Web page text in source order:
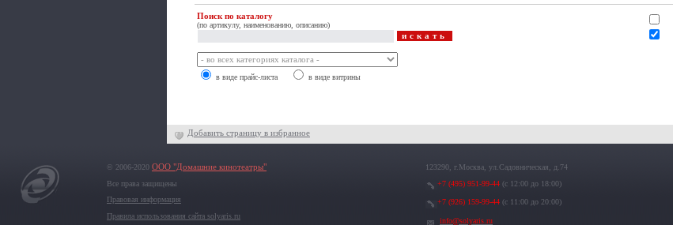
Поиск по каталогу
(по артикулу, наименованию, описанию)
в виде прайс-листа в виде витрины
Добавить страницу в избранное
© 2006-2020 ООО "Домашние кинотеатры"
Все права защищены
Правовая информация
Правила использования сайта solyaris.ru
123290, г.Москва, ул.Садовническая, д.74
+7 (495) 951-99-44 (с 12:00 до 18:00)
+7 (926) 159-99-44 (с 11:00 до 20:00)
info@solyaris.ru